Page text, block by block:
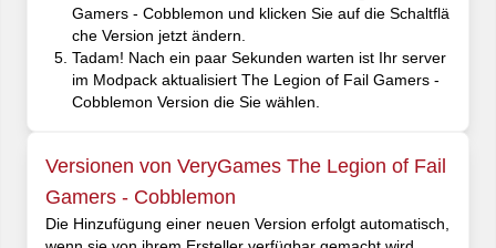
Gamers - Cobblemon und klicken Sie auf die Schaltflä
che Version jetzt ändern.
Tadam! Nach ein paar Sekunden warten ist Ihr server
im Modpack aktualisiert The Legion of Fail Gamers -
Cobblemon Version die Sie wählen.
Versionen von VeryGames The Legion of Fail
Gamers - Cobblemon
Die Hinzufügung einer neuen Version erfolgt automatisch,